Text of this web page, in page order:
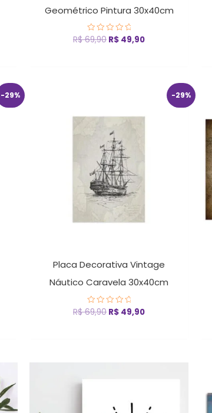
Geométrico Pintura 30x40cm
Avaliação
R$69,90 R$ 49,90
-29% -29%
Placa Decorativa Vintage
Náutico Caravela 30x40cm
Avaliação
0
R$69,90
original
R$ 69,90.
R$ 49,90
preço
atual